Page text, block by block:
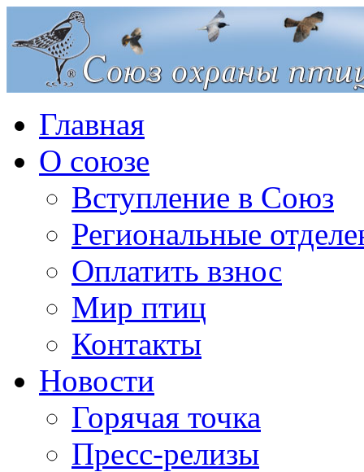
Главная
О союзе
Вступление в Союз
Региональные
Оплатить взнос
Мир птиц
Контакты
Новости
Горячая точка
Пресс-релизы